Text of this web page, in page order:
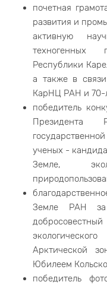
почетная
развития и
активную
техногенных
Республики
а также в
КарНЦ РАН и 70-
победитель
Президента
ученых -
Земле,
Земле РАН за
Арктической
Юбилеем
победитель